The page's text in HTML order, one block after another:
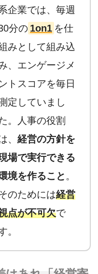
企業では、毎週
分の 1on1 を仕
みとして組み込
、エンゲージメ
トスコアを毎日
定していまし
。人事の役割
、 経営の方針を
場で実行できる
境を作ること 。
のためには経営
点が不可欠で
。